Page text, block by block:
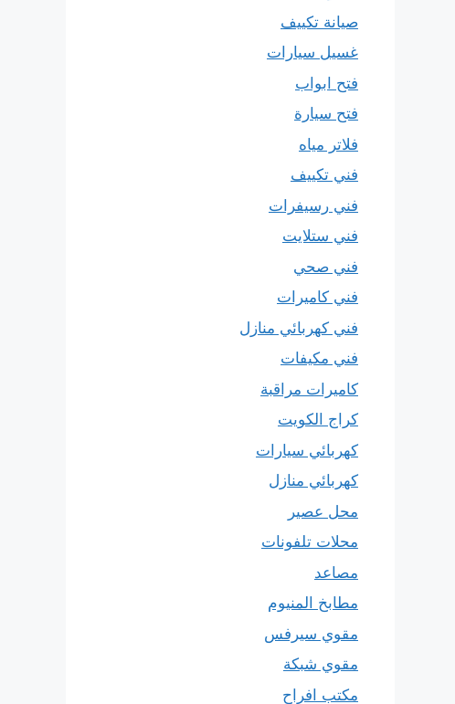
صيانة تكييف
غسيل سيارات
فتح ابواب
فتح سيارة
فلاتر مياه
فني تكييف
فني رسيفرات
فني ستلايت
فني صحي
فني كاميرات
فني كهربائي منازل
فني مكيفات
كاميرات مراقبة
كراج الكويت
كهربائي سيارات
كهربائي منازل
محل عصير
محلات تلفونات
مصاعد
مطابخ المنيوم
مقوي سيرفس
مقوي شبكة
مكتب افراح